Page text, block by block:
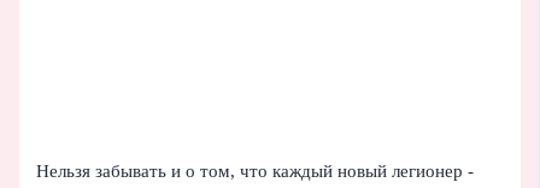
Нельзя забывать и о том, что каждый новый легионер -